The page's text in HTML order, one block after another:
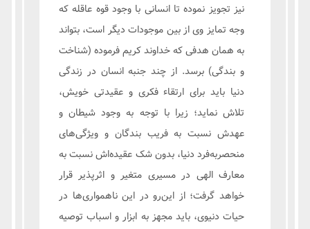
نیز تجویز نموده تا انسانی با وجود قوه عاقله که
وجه تمایز وی از بین موجودات دیگر است، بتواند
به همان هدفی که خداوند کریم فرموده (شناخت
و بندگی) برسد. از چند جنبه انسان در زندگی
دنیا باید برای ارتقاء فکری و عقیدتی خویش،
تلاش نماید؛ زیرا با توجه به وجود شیطان و
عهدش نسبت به فریب بندگان و ویژگی‌های‌
منحصربه‌فرد دنیا، بدون شک عقیده‌اش نسبت به
معارف الهی در مسیری متغیر و اثرپذیر قرار
خواهد گرفت؛ از این‌رو در این ناهمواری‌ها در
حیات دنیوی، باید مجهز به ابزار و اسباب توصیه